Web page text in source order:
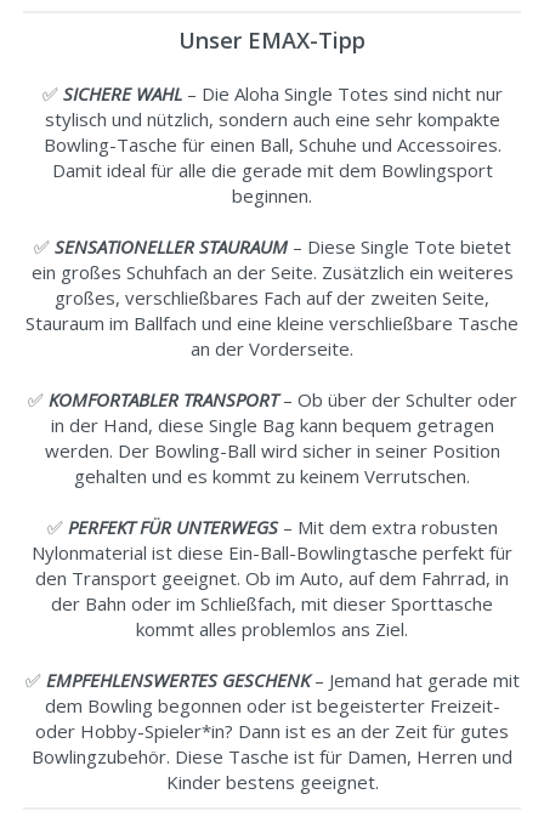
Unser EMAX-Tipp
✅ SICHERE WAHL – Die Aloha Single Totes sind nicht nur
stylisch und nützlich, sondern auch eine sehr kompakte
Bowling-Tasche für einen Ball, Schuhe und Accessoires.
Damit ideal für alle die gerade mit dem Bowlingsport
beginnen.
✅ SENSATIONELLER STAURAUM– Diese Single Tote bietet
ein großes Schuhfach an der Seite. Zusätzlich ein weiteres
großes, verschließbares Fach auf der zweiten Seite,
Stauraum im Ballfach und eine kleine verschließbare Tasche
an der Vorderseite.
✅ KOMFORTABLER TRANSPORT– Ob über der Schulter oder
in der Hand, diese Single Bag kann bequem getragen
werden. Der Bowling-Ball wird sicher in seiner Position
gehalten und es kommt zu keinem Verrutschen.
✅ PERFEKT FÜR UNTERWEGS– Mit dem extra robusten
Nylonmaterial ist diese Ein-Ball-Bowlingtasche perfekt für
den Transport geeignet. Ob im Auto, auf dem Fahrrad, in
der Bahn oder im Schließfach, mit dieser Sporttasche
kommt alles problemlos ans Ziel.
✅ EMPFEHLENSWERTES GESCHENK– Jemand hat gerade mit
dem Bowling begonnen oder ist begeisterter Freizeit-
oder Hobby-Spieler*in? Dann ist es an der Zeit für gutes
Bowlingzubehör. Diese Tasche ist für Damen, Herren und
Kinder bestens geeignet.